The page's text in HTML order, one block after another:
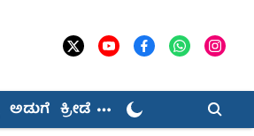
ಅಡುಗೆ ಕ್ರೀಡೆ